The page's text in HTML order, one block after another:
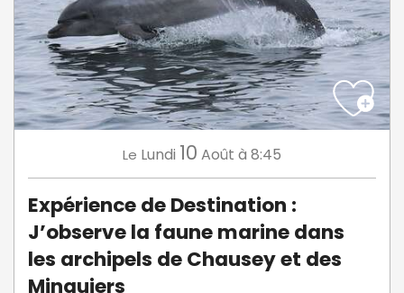
Le Lundi 10 Août à 8:45
Expérience de Destination :
J’observe la faune marine dans
les archipels de Chausey et des
Minquiers